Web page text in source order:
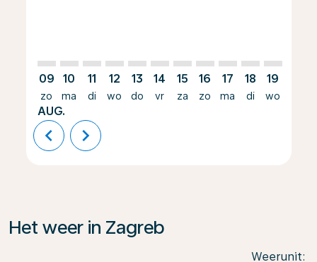
09
zo
AUG.
10
ma
11
di
12
wo
13
do
14
vr
15
za
16
zo
17
ma
18
di
19
wo
chevron_left chevron_right
Het weer in Zagreb
Weerunit: